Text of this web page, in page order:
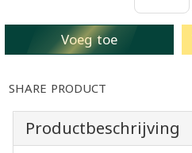
Voeg toe
SHARE PRODUCT
Productbeschrijving